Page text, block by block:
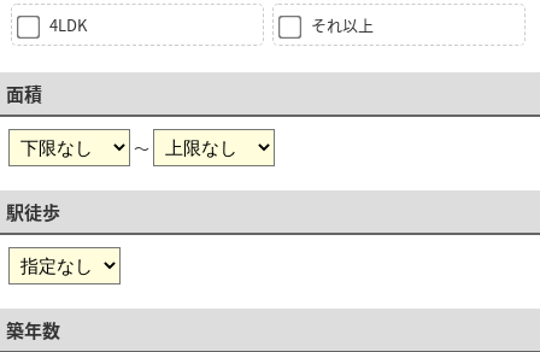
4LDK それ以上
面積
～
駅徒歩
築年数